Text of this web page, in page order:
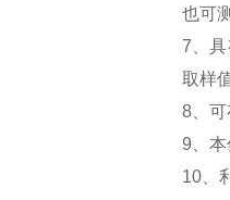
也可
7、
取样
8、
9、
10、